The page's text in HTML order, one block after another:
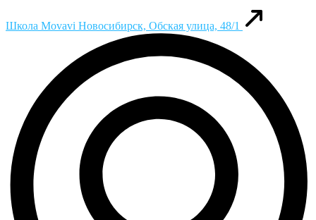
Школа Movavi Новосибирск, Обская улица, 48/1